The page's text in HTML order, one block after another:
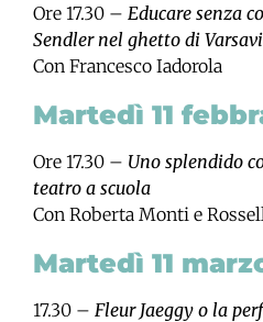
Ore 17.30 – Educare senza
Sendler nel ghetto di
Con Francesco Iadorola
Martedì 11
Ore 17.30 – Uno splendido
teatro a scuola
Con Roberta Monti e
Martedì 11
17.30 – Fleur Jaeggy o la